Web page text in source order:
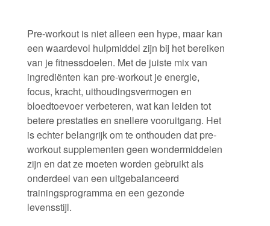
Pre-workout is niet alleen een hype, maar kan
een waardevol hulpmiddel zijn bij het bereiken
van je fitnessdoelen. Met de juiste mix van
ingrediënten kan pre-workout je energie,
focus, kracht, uithoudingsvermogen en
bloedtoevoer verbeteren, wat kan leiden tot
betere prestaties en snellere vooruitgang. Het
is echter belangrijk om te onthouden dat pre-
workout supplementen geen wondermiddelen
zijn en dat ze moeten worden gebruikt als
onderdeel van een uitgebalanceerd
trainingsprogramma en een gezonde
levensstijl.